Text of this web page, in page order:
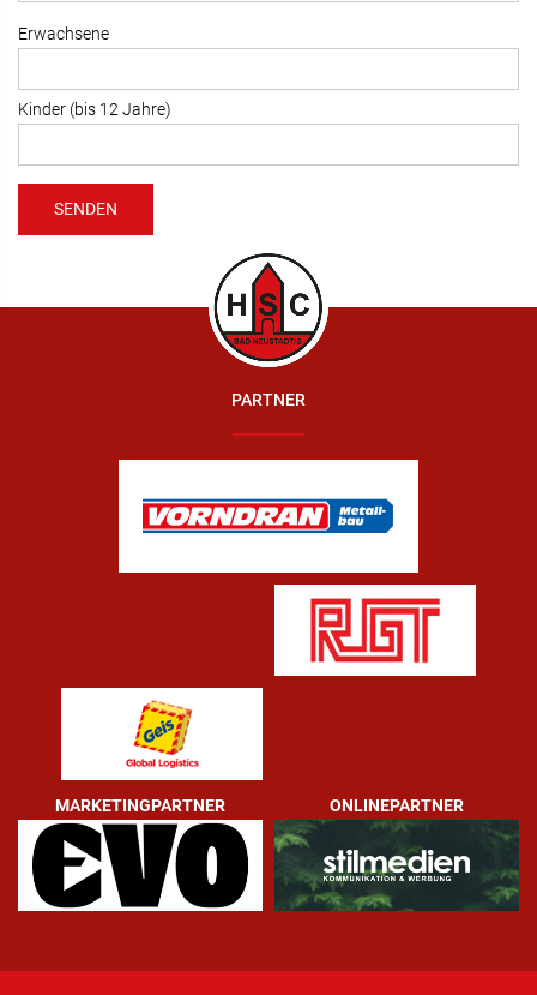
Erwachsene
Kinder (bis 12 Jahre)
PARTNER
MARKETINGPARTNER ONLINEPARTNER